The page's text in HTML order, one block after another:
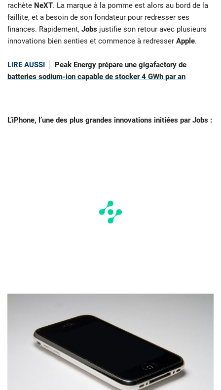
rachète NeXT. La marque à la pomme est alors au bord de la
faillite, et a besoin de son fondateur pour redresser ses
finances. Rapidement, Jobs justifie son retour avec plusieurs
innovations bien senties et commence à redresser Apple.
LIRE AUSSI
Peak Energy prépare une gigafactory de
batteries sodium-ion capable de stocker 4 GWh par an
L’iPhone, l’une des plus grandes innovations initiées par Jobs :